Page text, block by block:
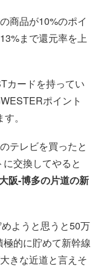
商品が10%のポイ
まで還元率を上
カードを持ってい
ポイント
。
テレビを買ったと
交換してやると
阪-博多の片道の新
ようと思うと50万
的に貯めて新幹線
きな近道と言えそ